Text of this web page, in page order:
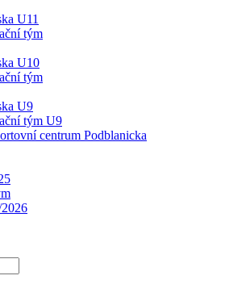
U11
tým
U10
tým
U9
tým U9
centrum Podblanicka